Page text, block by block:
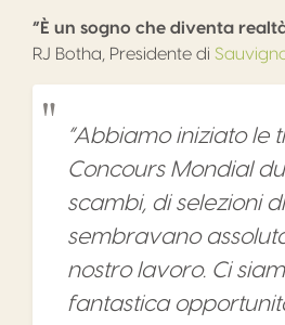
“È un sogno che diventa
RJ Botha, Presidente di
“Abbiamo iniziato le
Concours Mondial
scambi, di selezioni
sembravano
nostro lavoro. Ci
fantastica